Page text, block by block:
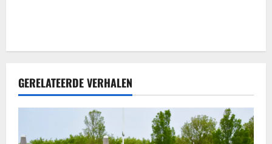
GERELATEERDE VERHALEN